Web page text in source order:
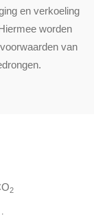
en verkoeling
worden
van
2